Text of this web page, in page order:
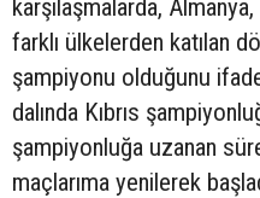
karşılaşmalarda,
farklı ülkelerden katılan
şampiyonu olduğunu
dalında Kıbrıs
şampiyonluğa uzanan
maçlarıma yenilerek